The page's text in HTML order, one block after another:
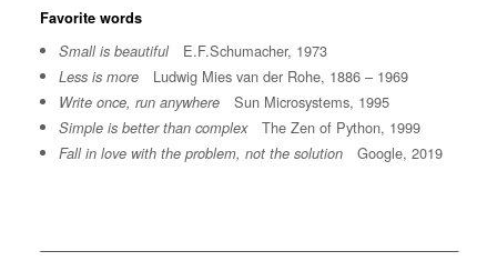
Favorite words
Small is beautifulE.F.Schumacher, 1973
Less is more Ludwig Mies van der Rohe, 1886 – 1969
Write once, run anywhere Sun Microsystems, 1995
Simple is better than complexThe Zen of Python, 1999
Fall in love with the problem, not the solution Google, 2019